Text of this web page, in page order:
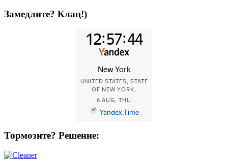
Замедлите? Клац!)
Тормозите? Решение: